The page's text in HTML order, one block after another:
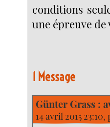
conditions
une épreuve
1 Message
Günter Grass :
14 avril 2015